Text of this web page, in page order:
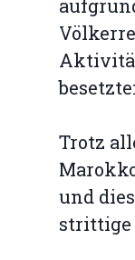
Trotz
und
strittige